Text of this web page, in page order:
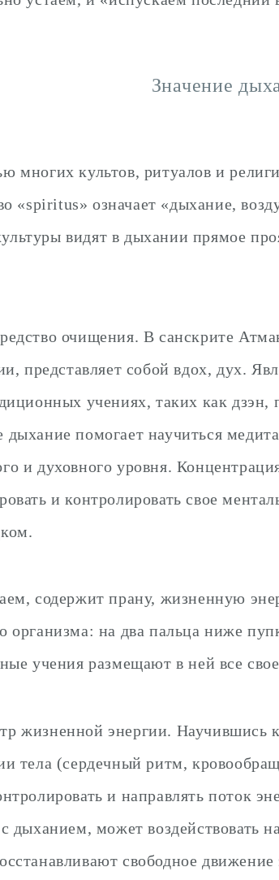
Значение
многих культов, ритуалов и
«spiritus» означает «дыхание,
видят в дыхании прямое
очищения. В санскрите
представляет собой вдох, дух.
учениях, таких как
помогает научиться
и духовного уровня.
и контролировать свое
содержит прану, жизненную
организма: на два пальца ниже
учения размещают в ней все
жизненной энергии. Научившись
тела (сердечный ритм,
и направлять поток
дыханием, может
свободное